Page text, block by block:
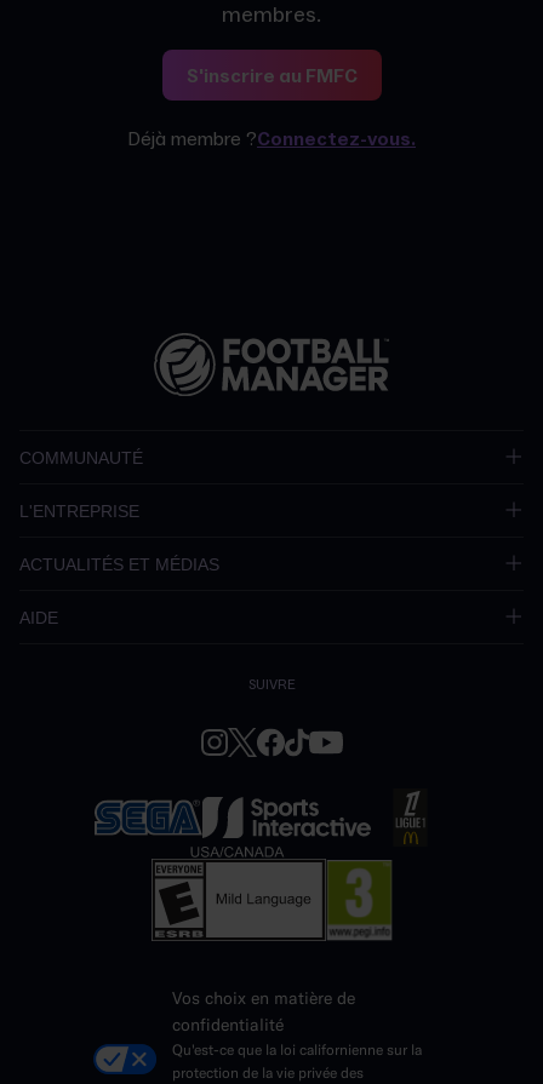
membres.
S'inscrire au FMFC
Déjà membre ?Connectez-vous.
COMMUNAUTÉ
L'ENTREPRISE
ACTUALITÉS ET MÉDIAS
AIDE
SUIVRE
Vos choix en matière de
confidentialité
Qu'est-ce que la loi californienne sur la
protection de la vie privée des